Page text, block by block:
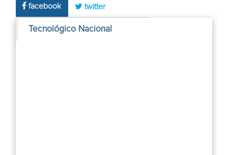
facebook twitter
Tecnológico Nacional